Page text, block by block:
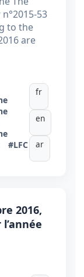
53
to the
are
#LFC
fr
en
ar
2016,